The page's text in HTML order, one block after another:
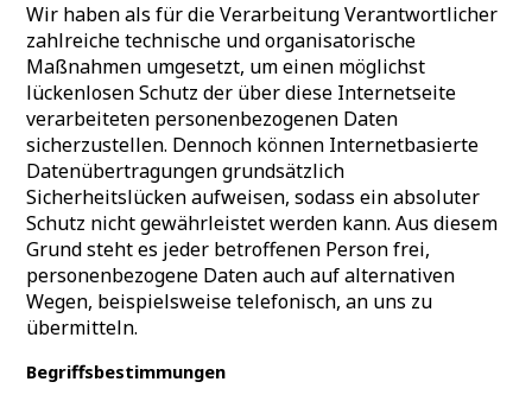
Wir haben als für die Verarbeitung Verantwortlicher
zahlreiche technische und organisatorische
Maßnahmen umgesetzt, um einen möglichst
lückenlosen Schutz der über diese Internetseite
verarbeiteten personenbezogenen Daten
sicherzustellen. Dennoch können Internetbasierte
Datenübertragungen grundsätzlich
Sicherheitslücken aufweisen, sodass ein absoluter
Schutz nicht gewährleistet werden kann. Aus diesem
Grund steht es jeder betroffenen Person frei,
personenbezogene Daten auch auf alternativen
Wegen, beispielsweise telefonisch, an uns zu
übermitteln.
Begriffsbestimmungen